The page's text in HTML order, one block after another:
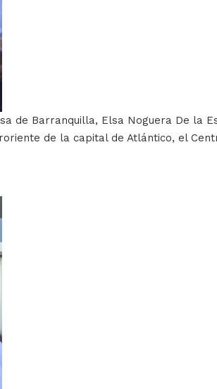
de Barranquilla, Elsa Noguera De la
de la capital de Atlántico, el